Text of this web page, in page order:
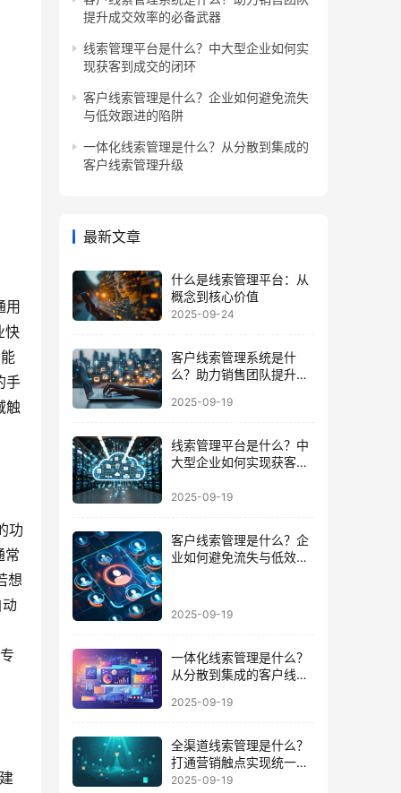
用
快
手
触
功
常
想
提升成交效率的必备武器
线索管理平台是什么？中大型企业如何实
现获客到成交的闭环
客户线索管理是什么？企业如何避免流失
与低效跟进的陷阱
一体化线索管理是什么？从分散到集成的
客户线索管理升级
最新文章
什么是线索管理平台：从
概念到核心价值
2025-09-24
客户线索管理系统是什
么？助力销售团队提升成
2025-09-19
线索管理平台是什么？中
大型企业如何实现获客到
2025-09-19
客户线索管理是什么？企
业如何避免流失与低效跟
2025-09-19
一体化线索管理是什么？
从分散到集成的客户线索
2025-09-19
全渠道线索管理是什么？
打通营销触点实现统一数
据运营的路径
2025-09-19